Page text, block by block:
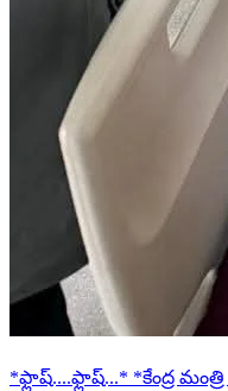
*ఫ్లాష్....ఫ్లాష్...* *కేంద్ర